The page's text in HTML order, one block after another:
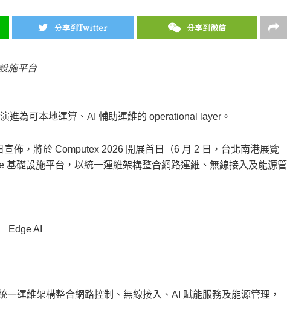
分享到Twitter 分享到微信
施平台
進為可本地運算、AI 輔助運維的 operational layer。
宣佈，將於 Computex 2026 開展首日（6 月 2 日，台北南港展覽
礎設施平台，以統一運維架構整合網路運維、無線接入及能源管
Edge AI
運維架構整合網路控制、無線接入、AI 賦能服務及能源管理，